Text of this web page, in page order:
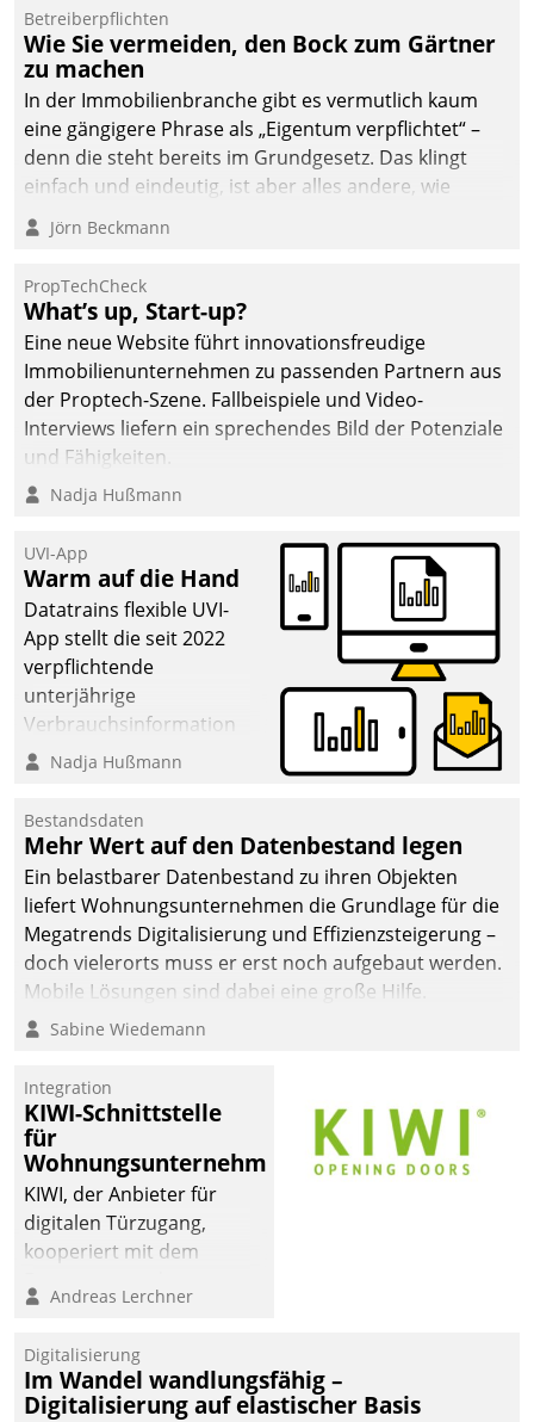
Datatrain ermöglicht
automatisiert ausgelöste,
zielgerichtete
Mieterbefragungen – eine
starke Grundlage für
intelligente,
Entscheidungen.
Betreiberpflichten
Wie Sie vermeiden, den Bock zum Gärtner
zu machen
In der Immobilienbranche gibt es vermutlich kaum
eine gängigere Phrase als „Eigentum verpflichtet“ –
denn die steht bereits im Grundgesetz. Das klingt
einfach und eindeutig, ist aber alles andere, wie
Branchenbeschäftigte wissen. Denn mit der
Verantwortung folgen Verpflichtungen.
Jörn Beckmann
PropTechCheck
What’s up, Start-up?
Eine neue Website führt innovationsfreudige
Immobilienunternehmen zu passenden Partnern aus
der Proptech-Szene. Fallbeispiele und Video-
Interviews liefern ein sprechendes Bild der Potenziale
und Fähigkeiten.
Nadja Hußmann
UVI-App
Warm auf die Hand
Datatrains flexible UVI-
App stellt die seit 2022
verpflichtende
unterjährige
Verbrauchsinformation
schnell, zuverlässig und
Die monatlichen
Mitteilungen zum
Heizungs- und
Wasserverbrauch gehen
automatisiert, vollständig
und auf Wunsch über
mehrere zuvor
Kommunikationswege bei
Nadja Hußmann
Bestandsdaten
Mehr Wert auf den Datenbestand legen
Ein belastbarer Datenbestand zu ihren Objekten
liefert Wohnungsunternehmen die Grundlage für die
Megatrends Digitalisierung und Effizienzsteigerung –
doch vielerorts muss er erst noch aufgebaut werden.
Mobile Lösungen sind dabei eine große Hilfe.
Sabine Wiedemann
Integration
KIWI-Schnittstelle
für
Wohnungsunternehmen
KIWI, der Anbieter für
digitalen Türzugang,
kooperiert mit dem
Softwareentwicklungshaus
Andreas Lerchner
Digitalisierung
Im Wandel wandlungsfähig –
Digitalisierung auf elastischer Basis